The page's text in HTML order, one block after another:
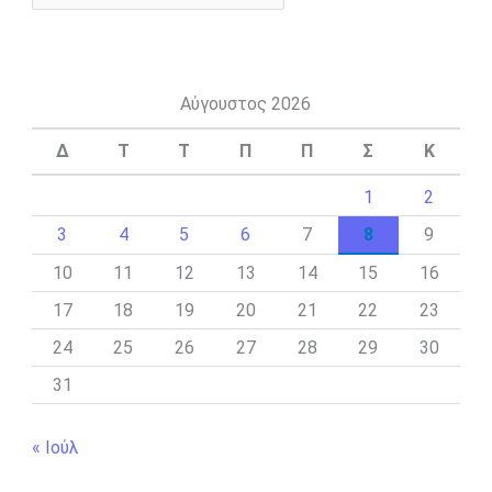
Αύγουστος 2026
Δ Τ Τ Π Π Σ Κ
1
2
3
4 5 6 7 8
9
10
11 12 13 14 15
16
17
18 19 20 21 22
23
24
25 26 27 28 29
30
31
« Ιούλ